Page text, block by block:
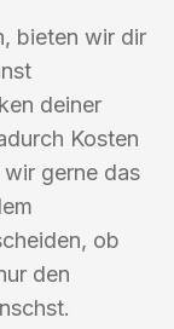
bieten wir dir
deiner
Kosten
gerne das
ob
den